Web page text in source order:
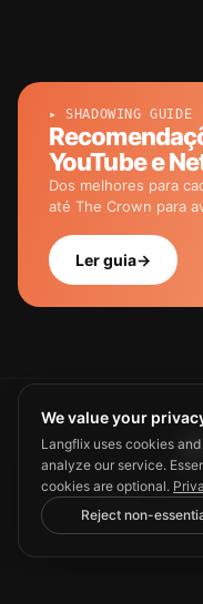
▸ SHADOWING GUIDE
YouTube e
Dos melhores para
até The Crown para
Ler guia→
Guide
We value your
Langflix uses cookies
analyze our service.
cookies are optional.
Reject non-